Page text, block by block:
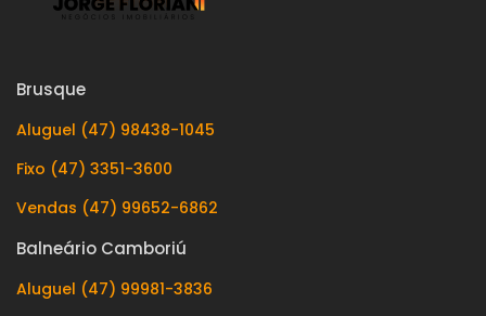
Brusque
Aluguel (47) 98438-1045
Fixo (47) 3351-3600
Vendas (47) 99652-6862
Balneário Camboriú
Aluguel (47) 99981-3836